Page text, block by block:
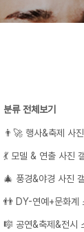
분류 전체보기
👨‍🚀 행사&축제 사진
💃 모델 & 연출 사진
🎄 풍경&야경 사진
👬 DY-연예+문화계
🎼 공연&축제&전시